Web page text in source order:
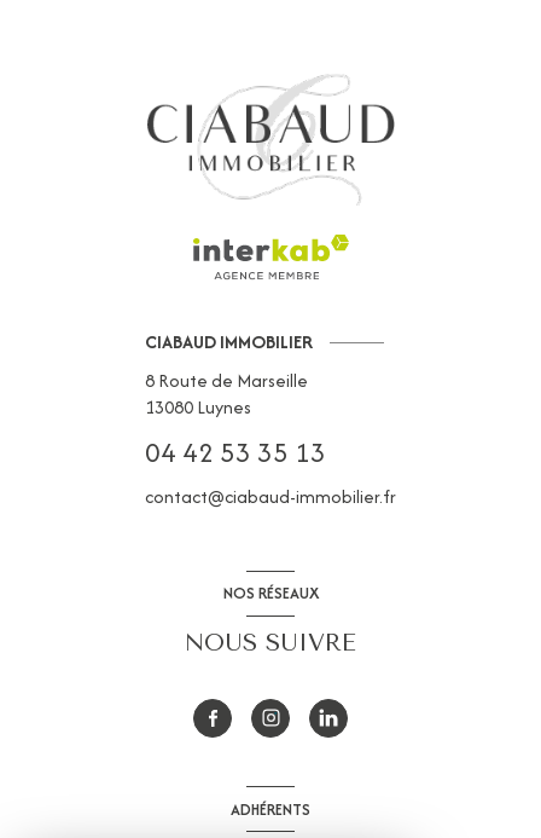
CIABAUD IMMOBILIER
8 Route de Marseille
13080Luynes
04 42 53 35 13
contact@ciabaud-immobilier.fr
NOS RÉSEAUX
NOUS SUIVRE
ADHÉRENTS